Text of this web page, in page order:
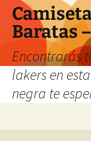
Baratas
Encontrarás
lakers en
negra te